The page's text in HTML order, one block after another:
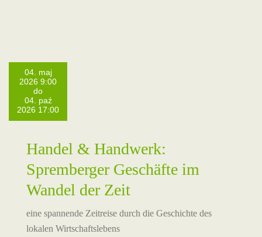
04. maj
2026 9:00
do
04. paź
2026 17:00
Handel & Handwerk:
Spremberger Geschäfte im
Wandel der Zeit
eine spannende Zeitreise durch die Geschichte des
lokalen Wirtschaftslebens